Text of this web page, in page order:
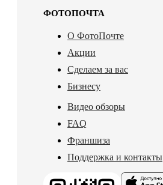
ФОТОПОЧТА
О ФотоПочте
Акции
Сделаем за вас
Бизнесу
Видео обзоры
FAQ
Франшиза
Поддержка и контакты